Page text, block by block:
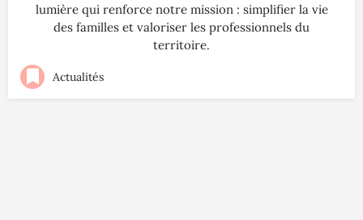
lumière qui renforce notre mission : simplifier la vie
des familles et valoriser les professionnels du
territoire.
Actualités